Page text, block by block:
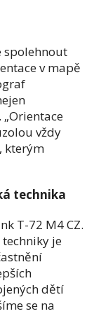
spolehnout
v mapě
„Orientace
vždy
kterým
technika
T-72 M4 CZ.
je
dětí
se na